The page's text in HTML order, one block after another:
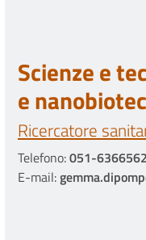
Scienze e
e
Ricercatore
Telefono:051-6366562
E-mail: